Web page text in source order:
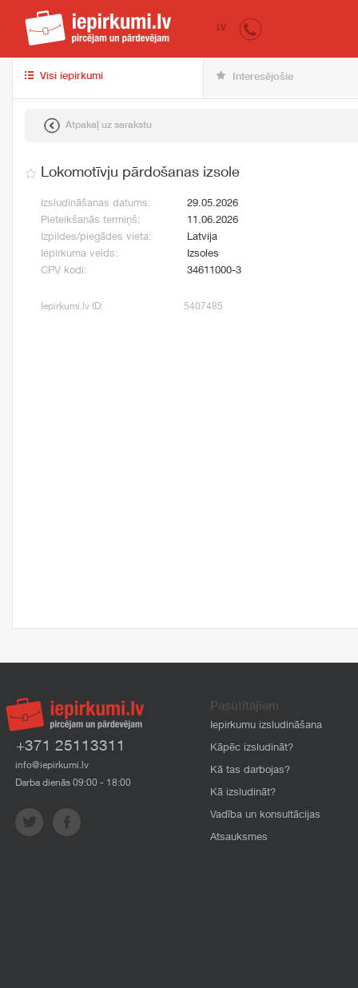
iepirkumi.lv
LV
Visi iepirkumi Interesējošie
Atpakaļ uz sarakstu
Lokomotīvju pārdošanas izsole
Izsludināšanas datums:
29.05.2026
Pieteikšanās termiņš:
11.06.2026
Izpildes/piegādes vieta:
Latvija
Iepirkuma veids:
Izsoles
CPV kodi:
34611000-3
Iepirkumi.lv ID: 5407485
+371 25113311
info@iepirkumi.lv
Darba dienās 09:00 - 18:00
Pasūtītājiem
Iepirkumu izsludināšana
Kāpēc izsludināt?
Kā tas darbojas?
Kā izsludināt?
Vadība un konsultācijas
Atsauksmes